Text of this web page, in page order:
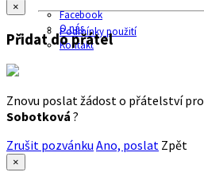
Facebook
O nás
Podmínky použití
Kontakt
×
Přidat do přátel
Znovu poslat žádost o přátelství pro
Sobotková ?
Zrušit pozvánku Ano, poslat Zpět
×